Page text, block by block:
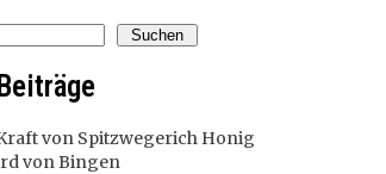
Suchen
von Spitzwegerich Honig
von Bingen